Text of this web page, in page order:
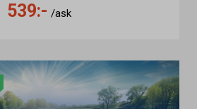
539:- /ask